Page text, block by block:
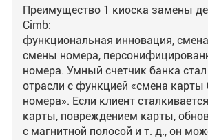
Преимущество 1 киоска замены
Cimb:
функциональная инновация,
смены номера,
номера. Умный счетчик банка
отрасли с функцией «смена карты
номера». Если клиент
карты, повреждением карты,
с магнитной полосой и т. д., он